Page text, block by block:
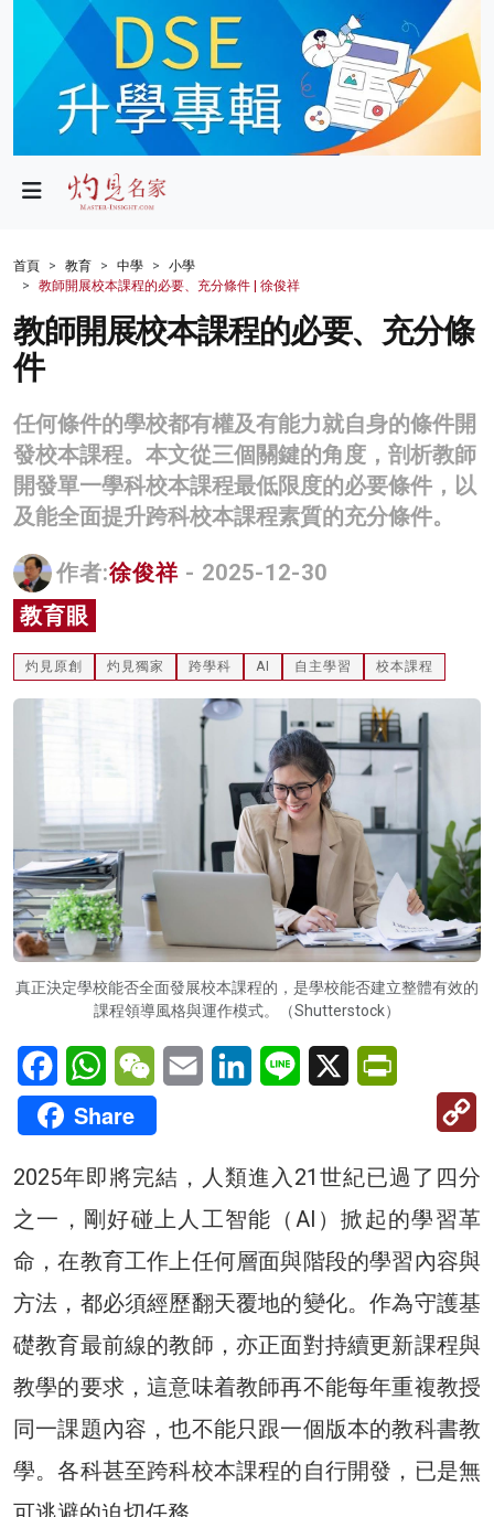
政局
財經
生活
健康
商業
科技
影片
名家榜
灼見活動
關於我們
首頁 教育 中學
小學
教師開展校本課程的必要、充分條件 | 徐俊祥
教師開展校本課程的必要、充分條
件
任何條件的學校都有權及有能力就自身的條件開
發校本課程。本文從三個關鍵的角度，剖析教師
開發單一學科校本課程最低限度的必要條件，以
及能全面提升跨科校本課程素質的充分條件。
作者:徐俊祥 - 2025-12-30
教育眼
灼見原創 灼見獨家 跨學科 AI 自主學習 校本課程
真正決定學校能否全面發展校本課程的，是學校能否建立整體有效的
課程領導風格與運作模式。（Shutterstock）
FacebookWhatsAppWeChatEmail LinkedInLine X
Share
2025年即將完結，人類進入21世紀已過了四分
之一，剛好碰上人工智能（AI）掀起的學習革
命，在教育工作上任何層面與階段的學習內容與
方法，都必須經歷翻天覆地的變化。作為守護基
礎教育最前線的教師，亦正面對持續更新課程與
教學的要求，這意味着教師再不能每年重複教授
同一課題內容，也不能只跟一個版本的教科書教
學。各科甚至跨科校本課程的自行開發，已是無